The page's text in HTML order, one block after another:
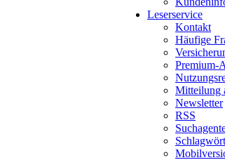
Leserservice
Kontakt
Häufige
Premium-
Mitteilung
Newsletter
RSS